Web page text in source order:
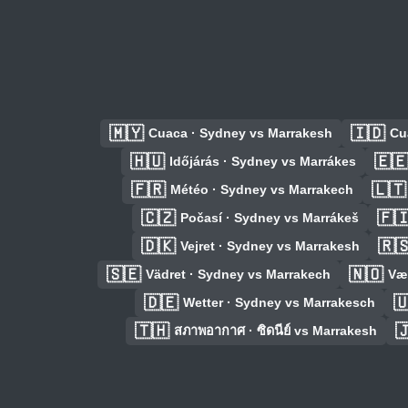
🇲🇾 Cuaca · Sydney vs Marrakesh 🇮🇩
🇭🇺 Időjárás · Sydney vs Marrákes
🇪🇪
🇫🇷 Météo · Sydney vs Marrakech
🇱🇹
🇨🇿 Počasí · Sydney vs Marrákeš
🇩🇰 Vejret · Sydney vs Marrakesh
🇸🇪 Vädret · Sydney vs Marrakech 🇳🇴
🇩🇪 Wetter · Sydney vs Marrakesch
🇹🇭 สภาพอากาศ · ซิดนีย์ vs Marrakesh